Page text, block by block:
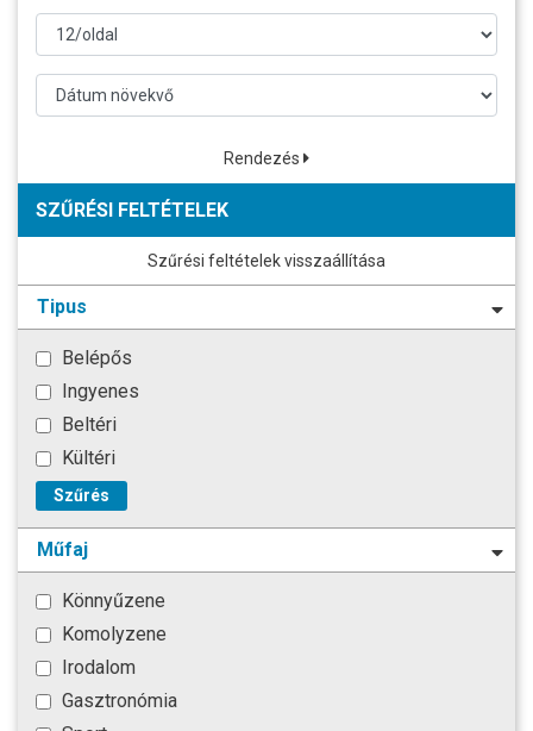
Rendezés
SZŰRÉSI FELTÉTELEK
Szűrési feltételek visszaállítása
Tipus
Belépős
Ingyenes
Beltéri
Kültéri
Szűrés
Műfaj
Könnyűzene
Komolyzene
Irodalom
Gasztronómia